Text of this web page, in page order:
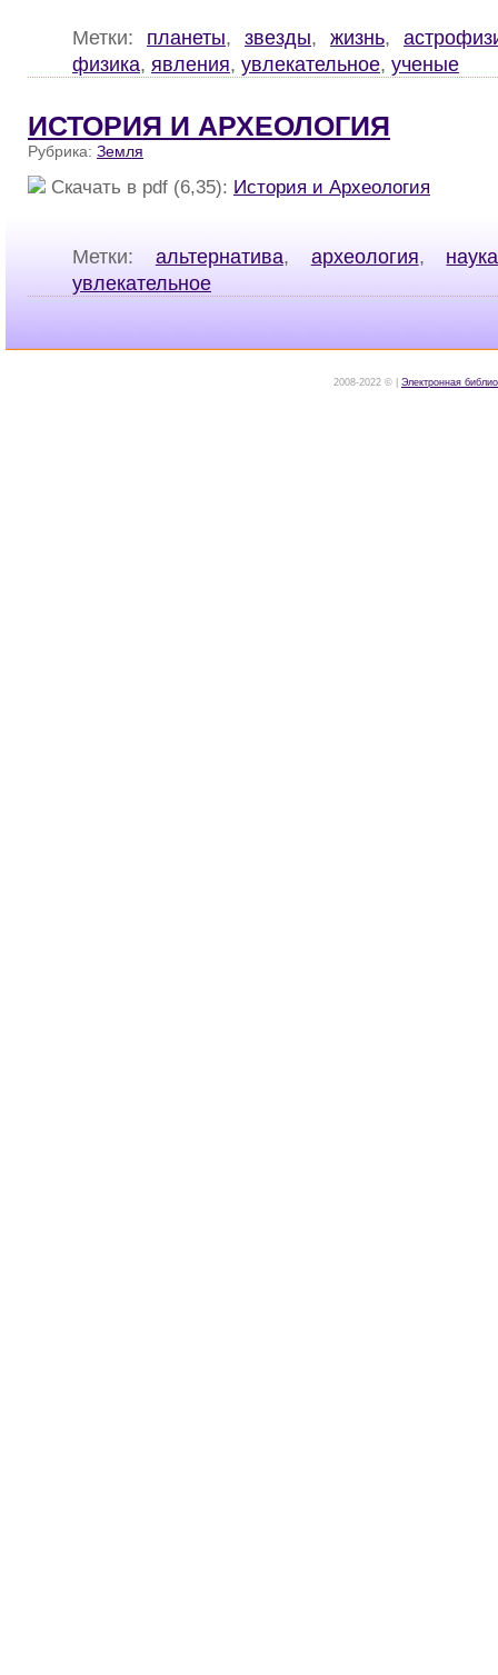
Метки: планеты, звезды, жизнь,
физика, явления, увлекательное, ученые
ИСТОРИЯ И АРХЕОЛОГИЯ
Рубрика: Земля
Скачать в pdf (6,35): История и Археология
Метки: альтернатива, археология, наука
увлекательное
2008-2022 © | Электронная